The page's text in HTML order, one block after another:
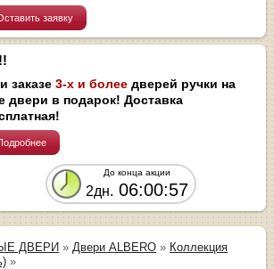
заявку
заказе3-х и более дверей ручки на
двери в подарок! Доставка
До конца акции
2дн. 06:00:56
ДВЕРИ » Двери ALBERO » Коллекция
»